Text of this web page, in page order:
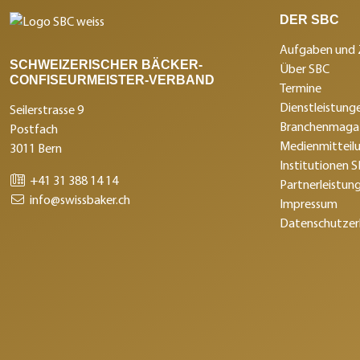
SCHWEIZERISCHER BÄCKER-
CONFISEURMEISTER-VERBAND
Seilerstrasse 9
Postfach
3011 Bern
+41 31 388 14 14
info@swissbaker.ch
DER SBC
Aufgaben und
Über SBC
Termine
Institutionen
Impressum